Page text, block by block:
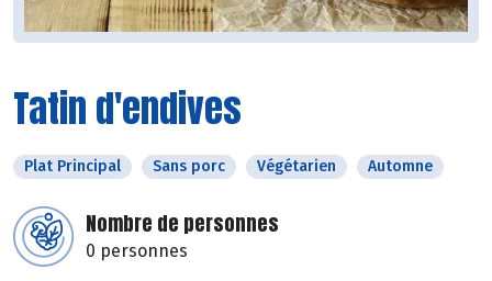
Tatin d'endives
Plat Principal Sans porc Végétarien Automne
Nombre de personnes
0 personnes